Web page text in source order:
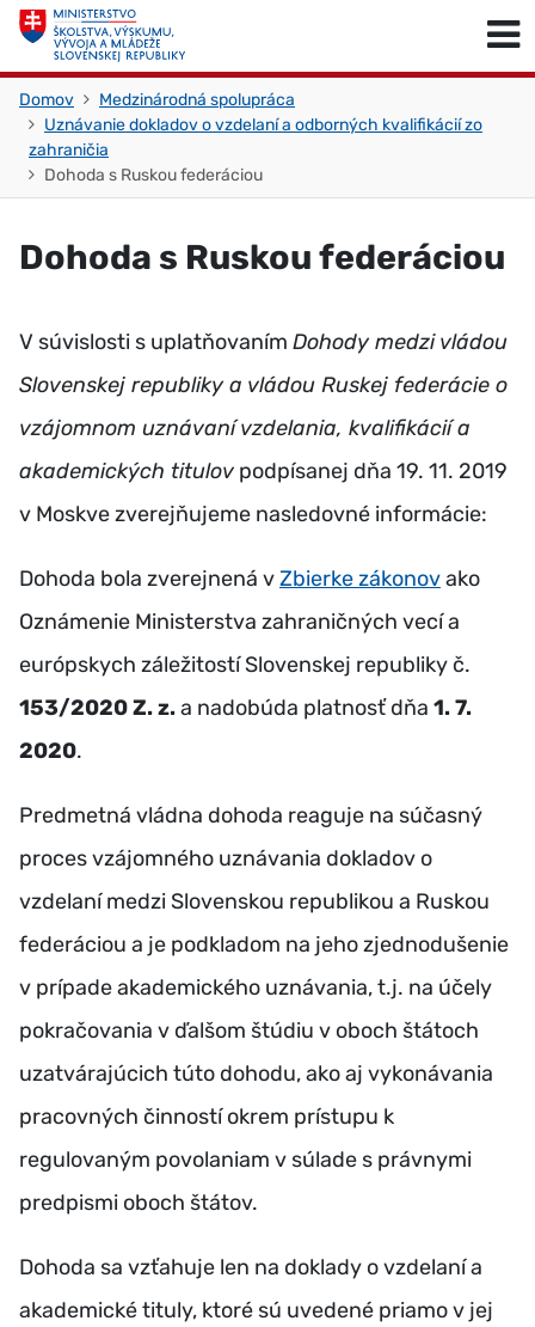
Skočiť na obsah
Domov
Medzinárodná spolupráca
Uznávanie dokladov o vzdelaní a odborných kvalifikácií zo
zahraničia
Dohoda s Ruskou federáciou
Dohoda s Ruskou federáciou
V súvislosti s uplatňovaním Dohody medzi vládou
Slovenskej republiky a vládou Ruskej federácie o
vzájomnom uznávaní vzdelania, kvalifikácií a
akademických titulov podpísanej dňa 19. 11. 2019
v Moskve zverejňujeme nasledovné informácie:
Dohoda bola zverejnená vZbierke zákonovako
Oznámenie Ministerstva zahraničných vecí a
európskych záležitostí Slovenskej republiky č.
153/2020 Z. z.a nadobúda platnosť dňa 1. 7.
2020.
Predmetná vládna dohoda reaguje na súčasný
proces vzájomného uznávania dokladov o
vzdelaní medzi Slovenskou republikou a Ruskou
federáciou a je podkladom na jeho zjednodušenie
v prípade akademického uznávania, t.j. na účely
pokračovania v ďalšom štúdiu v oboch štátoch
uzatvárajúcich túto dohodu, ako aj vykonávania
pracovných činností okrem prístupu k
regulovaným povolaniam v súlade s právnymi
predpismi oboch štátov.
Dohoda sa vzťahuje len na doklady o vzdelaní a
akademické tituly, ktoré sú uvedené priamo v jej
Skočiť na začiatok stránky